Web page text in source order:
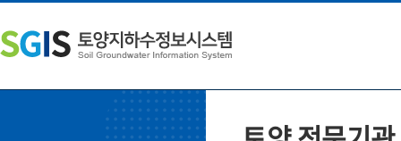
문
내
용
쪽
메
뉴
단
주
소